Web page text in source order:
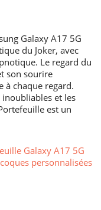
Galaxy A17 5G
du Joker, avec
Le regard du
son sourire
à chaque regard.
et les
est un
Galaxy A17 5G
personnalisées